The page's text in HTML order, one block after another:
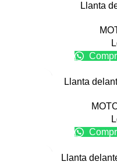
Llanta
Llanta
Llanta